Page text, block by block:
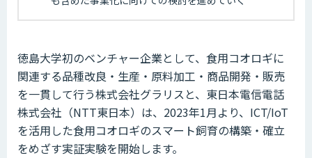
徳島大学初のベンチャー企業として、食用コオロギに
関連する品種改良・生産・原料加工・商品開発・販売
を一貫して行う株式会社グラリスと、東日本電信電話
株式会社（NTT東日本）は、2023年1月より、ICT/IoT
を活用した食用コオロギのスマート飼育の構築・確立
をめざす実証実験を開始します。